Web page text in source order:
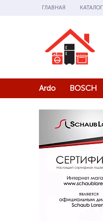
ГЛАВНАЯ КАТАЛОГ
Ardo BOSCH